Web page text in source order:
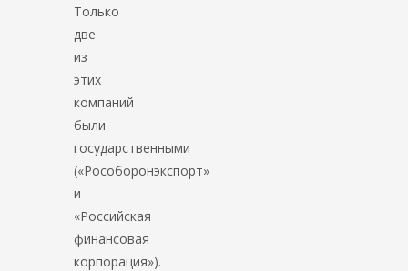
Только
две
из
этих
компаний
были
государственными
(«Рособоронэкспорт»
и
«Российская
финансовая
корпорация»).